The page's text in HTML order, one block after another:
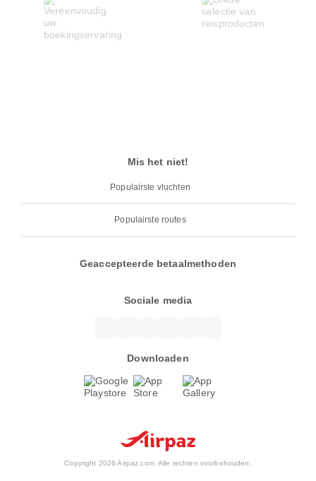
Mis het niet!
Populairste vluchten
Populairste routes
Geaccepteerde betaalmethoden
Sociale media
Downloaden
Copyright 2026 Airpaz.com. Alle rechten voorbehouden.